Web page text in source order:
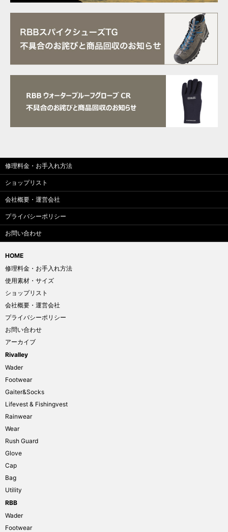
修理料金・お手入れ方法
ショップリスト
会社概要・運営会社
プライバシーポリシー
お問い合わせ
HOME
修理料金・お手入れ方法
使用素材・サイズ
ショップリスト
会社概要・運営会社
プライバシーポリシー
お問い合わせ
アーカイブ
Rivalley
Wader
Footwear
Gaiter&Socks
Lifevest & Fishingvest
Rainwear
Wear
Rush Guard
Glove
Cap
Bag
Utility
RBB
Wader
Footwear